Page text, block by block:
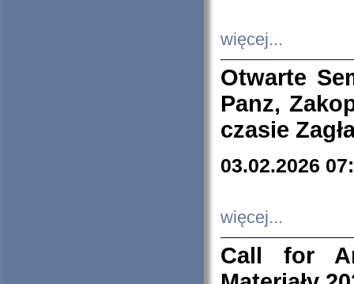
więcej...
Otwarte
Panz,
czasie
03.02.2026
więcej...
Call for